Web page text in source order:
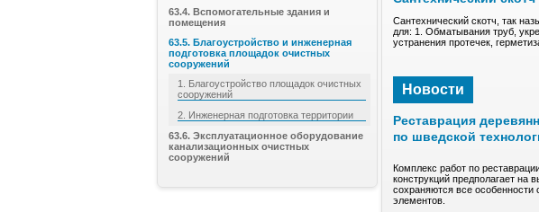
Сантехнический скотч, так
для: 1. Обматывания труб,
устранения протечек,
Новости
Реставрация
по шведской
Комплекс работ по
конструкций предполагает на
сохраняются все особенности
элементов.
63.4. Вспомогательные здания и
помещения
63.5. Благоустройство и инженерная
подготовка площадок очистных
сооружений
1. Благоустройство площадок очистных
сооружений
2. Инженерная подготовка территории
63.6. Эксплуатационное оборудование
канализационных очистных
сооружений